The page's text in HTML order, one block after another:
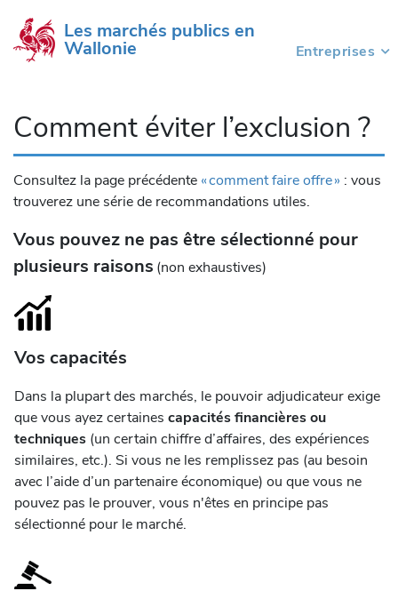
Entreprises
(current)
Les marchés publics en
Wallonie
Comment éviter l’exclusion ?
Consultez la page précédente « comment faire offre » : vous
trouverez une série de recommandations utiles.
Vous pouvez ne pas être sélectionné pour
plusieurs raisons (non exhaustives)
Vos capacités
Dans la plupart des marchés, le pouvoir adjudicateur exige
que vous ayez certaines capacités financières ou
techniques (un certain chiffre d’affaires, des expériences
similaires, etc.). Si vous ne les remplissez pas (au besoin
avec l’aide d’un partenaire économique) ou que vous ne
pouvez pas le prouver, vous n'êtes en principe pas
sélectionné pour le marché.